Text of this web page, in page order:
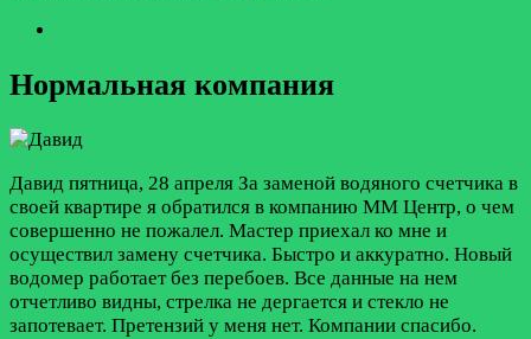
Нормальная компания
Давид пятница, 28 апреля За заменой водяного счетчика в
своей квартире я обратился в компанию ММ Центр, о чем
совершенно не пожалел. Мастер приехал ко мне и
осуществил замену счетчика. Быстро и аккуратно. Новый
водомер работает без перебоев. Все данные на нем
отчетливо видны, стрелка не дергается и стекло не
запотевает. Претензий у меня нет. Компании спасибо.